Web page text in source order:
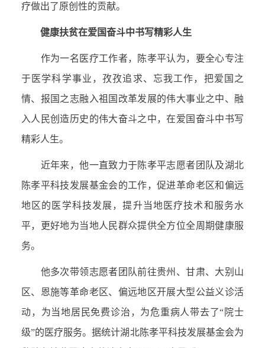
疗做出了原创性的贡献。
健康扶贫在爱国奋斗中书写精彩人生
作为一名医疗工作者，陈孝平认为，要全心专注
于医学科学事业，孜孜追求、忘我工作，把爱国之
情、报国之志融入祖国改革发展的伟大事业之中、融
入人民创造历史的伟大奋斗之中，在爱国奋斗中书写
精彩人生。
近年来，他一直致力于陈孝平志愿者团队及湖北
陈孝平科技发展基金会的工作，促进革命老区和偏远
地区的医学科技发展，提升当地医疗技术和服务水
平，更好地为当地人民群众提供全方位全周期健康服
务。
他多次带领志愿者团队前往贵州、甘肃、大别山
区、恩施等革命老区、偏远地区开展大型公益义诊活
动，为当地居民免费诊治，为危重病人带去了“院士
级”的医疗服务。据统计湖北陈孝平科技发展基金会为